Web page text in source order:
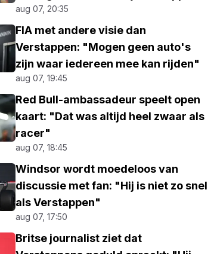
aug 07, 20:35
FIA met andere visie dan
Verstappen: "Mogen geen auto's
zijn waar iedereen mee kan rijden"
aug 07, 19:45
Red Bull-ambassadeur speelt open
kaart: "Dat was altijd heel zwaar als
racer"
aug 07, 18:45
Windsor wordt moedeloos van
discussie met fan: "Hij is niet zo snel
als Verstappen"
aug 07, 17:50
Britse journalist ziet dat